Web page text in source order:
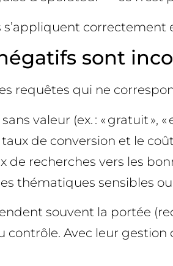
sont
requêtes qui ne
valeur (ex. : « gratuit », «
de conversion et le
de recherches vers les
thématiques sensibles
souvent la portée
Avec leur